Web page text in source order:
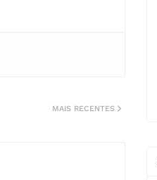
MAIS RECENTES